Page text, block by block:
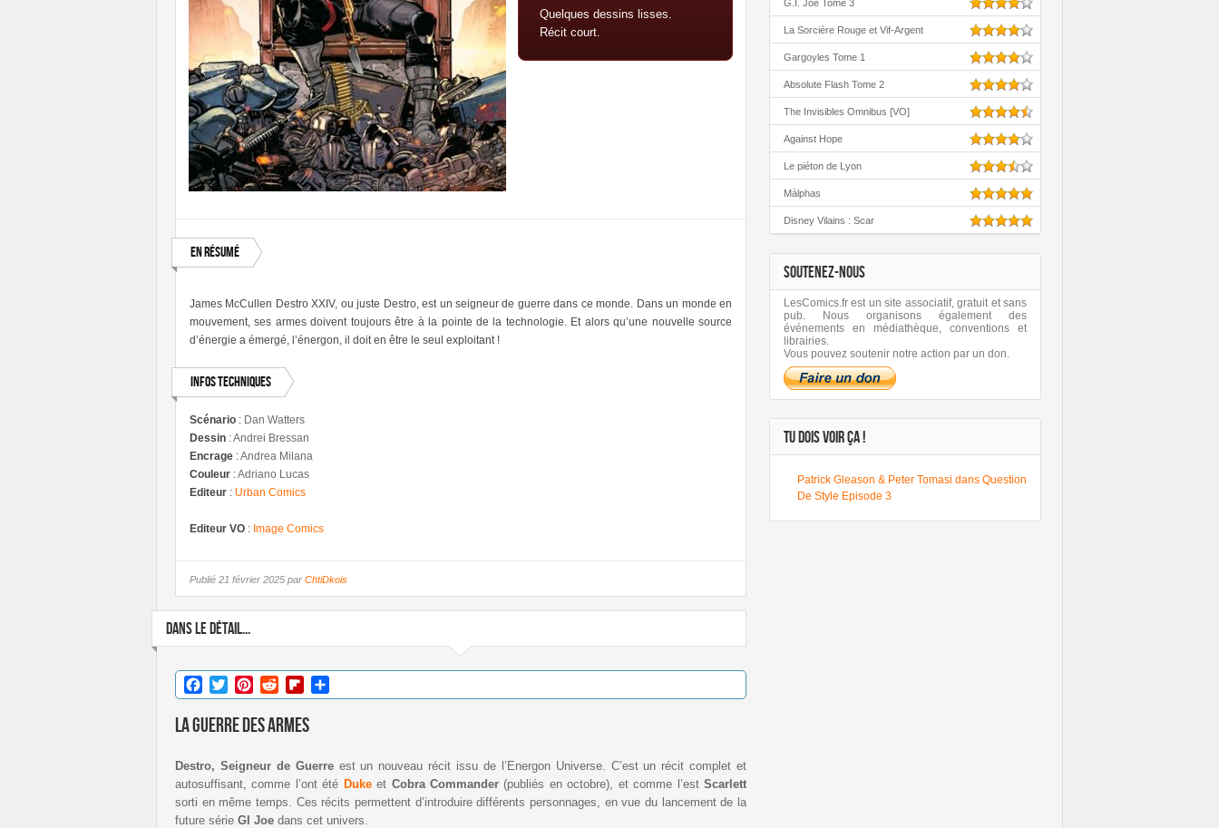
Quelques dessins lisses.
Récit court.
En résumé
James McCullen Destro XXIV, ou juste Destro, est un seigneur de guerre dans ce monde. Dans un monde en
mouvement, ses armes doivent toujours être à la pointe de la technologie. Et alors qu’une nouvelle source
d’énergie a émergé, l’énergon, il doit en être le seul exploitant !
Infos techniques
Scénario : Dan Watters
Dessin :Andrei Bressan
Encrage :Andrea Milana
Couleur :Adriano Lucas
Editeur : Urban Comics
Editeur VO : Image Comics
Publié 21 février 2025 par ChtiDkois
DANS LE DÉTAIL...
Facebook
TwitterPinterestRedditFlipboard
La guerre des armes
Destro, Seigneur de Guerreest un nouveau récit issu de l’Energon Universe. C’est un récit complet et
autosuffisant, comme l’ont été Dukeet Cobra Commander (publiés en octobre), et comme l’estScarlett
sorti en même temps. Ces récits permettent d’introduire différents personnages, en vue du lancement de la
future série GI Joe dans cet univers.
G.I. Joe Tome 3
La Sorcière Rouge et Vif-Argent
Gargoyles Tome 1
Absolute Flash Tome 2
The Invisibles Omnibus [VO]
Against Hope
Le piéton de Lyon
Màlphas
Disney Vilains : Scar
SOUTENEZ-NOUS
LesComics.fr est un site associatif, gratuit et sans
pub. Nous organisons également des
événements en médiathèque, conventions et
librairies.
Vous pouvez soutenir notre action par un don.
TU DOIS VOIR ÇA !
Patrick Gleason & Peter Tomasi dans Question
De Style Episode 3